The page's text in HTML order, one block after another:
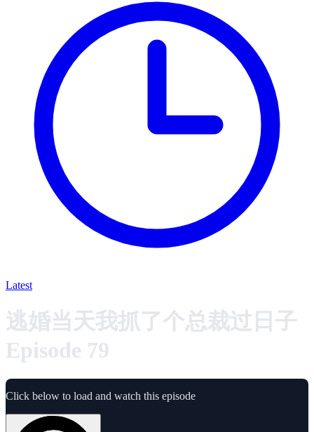
Latest
逃婚当天我抓了个总裁过日子
Episode 79
Click below to load and watch this episode